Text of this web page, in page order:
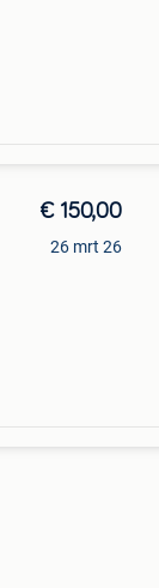
€ 150,00
26 mrt 26